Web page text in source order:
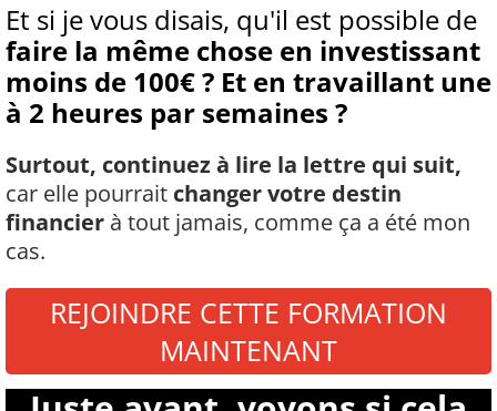
Et si je vous disais, qu'il est possible de
faire la même chose en investissant
moins de 100€ ? Et en travaillant une
à 2 heures par semaines ?
Surtout, continuez à lire la lettre qui suit,
car elle pourrait changer votre destin
financier à tout jamais, comme ça a été mon
cas.
REJOINDRE CETTE FORMATION
MAINTENANT